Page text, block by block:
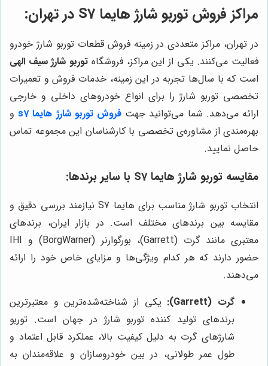
مراکز فروش توربو شارژ هایما S7 در تهران:
در تهران، مراکز متعددی در زمینه فروش قطعات توربو شارژ خودرو
فعالیت می‌کنند. یکی از این مراکز، فروشگاه توربو شارژ سیف الهی
است که با سال‌ها تجربه در این زمینه، خدمات فروش و تعمیرات
تخصصی توربو شارژ را برای انواع خودروهای داخلی و خارجی
ارائه می‌دهد. شما می‌توانید جهت فروش توربو شارژ هایما s7
و
بهره‌مندی از مشاوره‌ی تخصصی با کارشناسان این مجموعه تماس
حاصل نمایید.
مقایسه توربو شارژ هایما S7 با سایر برندها:
انتخاب توربو شارژ مناسب برای هایما S7 نیازمند بررسی دقیق و
مقایسه بین برندهای مختلف است. در بازار ایران، برندهای
معتبری مانند گرت (Garrett)، بورگوارنر (BorgWarner) و IHI
حضور دارند که هر کدام ویژگی‌ها و مزایای خاص خود را ارائه
می‌دهند.
گرت (Garrett):
یکی از شناخته‌شده‌ترین و معتبرترین
برندهای تولید کننده توربو شارژ در جهان است. توربو
شارژهای گرت به دلیل کیفیت بالا، عملکرد قابل اعتماد و
طول عمر طولانی، در بین خودروسازان و علاقه‌مندان به